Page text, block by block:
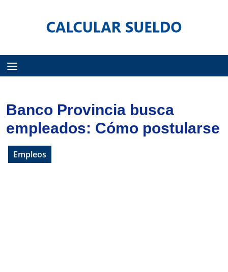
Banco Provincia busca
empleados: Cómo postularse
Empleos